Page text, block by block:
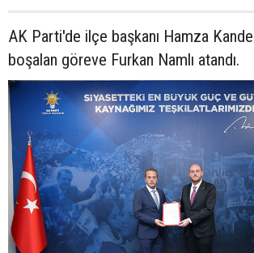
AK Parti'de ilçe başkanı Hamza
boşalan göreve Furkan Namlı atandı.